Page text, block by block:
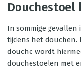
Douchestoel
In sommige gevallen
tijdens het douchen.
douche wordt
douchestoelen met